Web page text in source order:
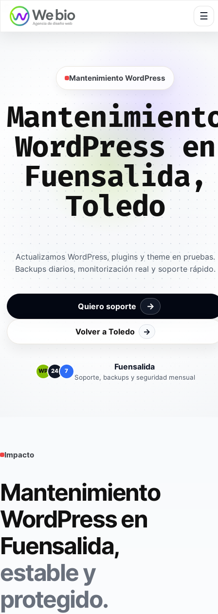
☰
Mantenimiento WordPress
WordPress en
Fuensalida,
Toledo
Actualizamos WordPress, plugins y theme en pruebas.
Backups diarios, monitorización real y soporte rápido.
Quiero soporte →
Volver a Toledo →
WP 24 7 Fuensalida
Soporte, backups y seguridad mensual
Impacto
Mantenimiento
WordPress en
Fuensalida,
estable y
protegido.